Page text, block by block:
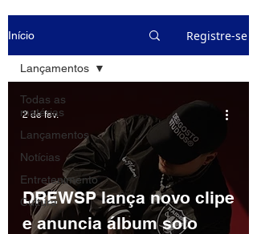
Início Registre-se
Todas as
matérias
Lançamentos
Notícias
Entretenimento
Cultura
Lançamentos
DREWSP lança novo clipe
e anuncia álbum solo
2 de fev.